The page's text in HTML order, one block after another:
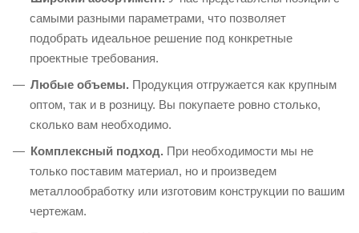
самыми разными параметрами, что позволяет
подобрать идеальное решение под конкретные
проектные требования.
Любые объемы. Продукция отгружается как крупным
оптом, так и в розницу. Вы покупаете ровно столько,
сколько вам необходимо.
Комплексный подход. При необходимости мы не
только поставим материал, но и произведем
металлообработку или изготовим конструкции по вашим
чертежам.